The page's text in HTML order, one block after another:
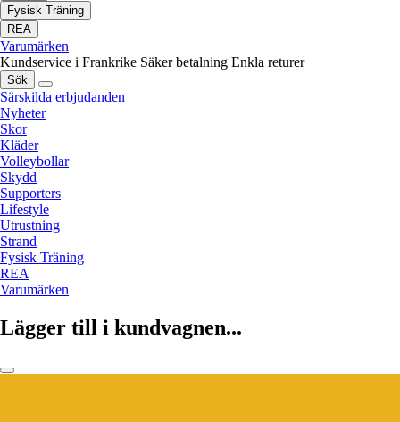
Fysisk Träning
REA
Varumärken
Kundservice i Frankrike Säker betalning Enkla returer
Sök
Särskilda erbjudanden
Nyheter
Skor
Kläder
Volleybollar
Skydd
Supporters
Lifestyle
Utrustning
Strand
Fysisk Träning
REA
Varumärken
Lägger till i kundvagnen...